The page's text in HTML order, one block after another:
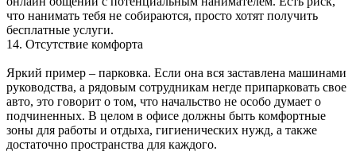
что нанимать тебя не собираются, просто хотят получить
бесплатные услуги.
14. Отсутствие комфорта
Яркий пример – парковка. Если она вся заставлена машинами
руководства, а рядовым сотрудникам негде припарковать свое
авто, это говорит о том, что начальство не особо думает о
подчиненных. В целом в офисе должны быть комфортные
зоны для работы и отдыха, гигиенических нужд, а также
достаточно пространства для каждого.